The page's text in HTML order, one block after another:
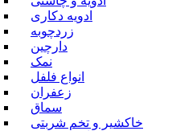
ادویه دکاری
زردچوبه
دارچین
نمک
انواع فلفل
زعفران
سماق
خاکشیر و تخم شربتی